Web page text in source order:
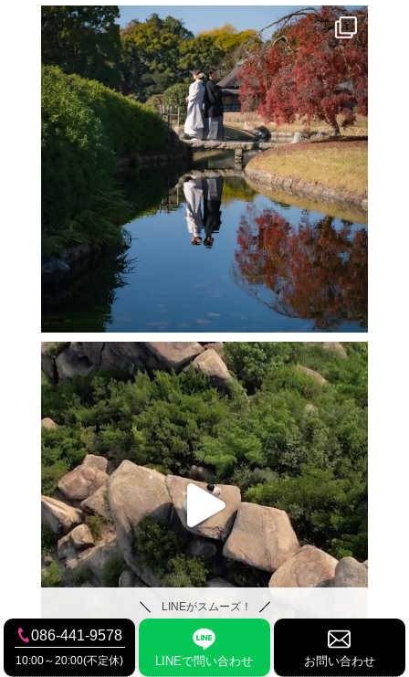
LINEがスムーズ！
086-441-9578
10:00～20:00(不定休) LINEで問い合わせ お問い合わせ